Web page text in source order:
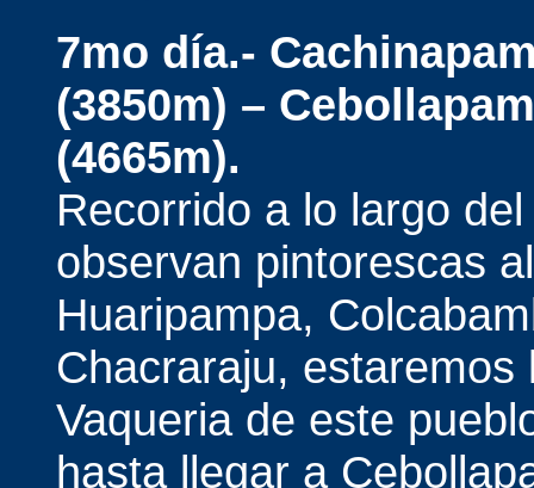
7mo día.-
(3850m) –
(4665m).
Recorrido a lo largo
observan pintorescas
Huaripampa,
Chacraraju,
Vaqueria de este
hasta llegar a